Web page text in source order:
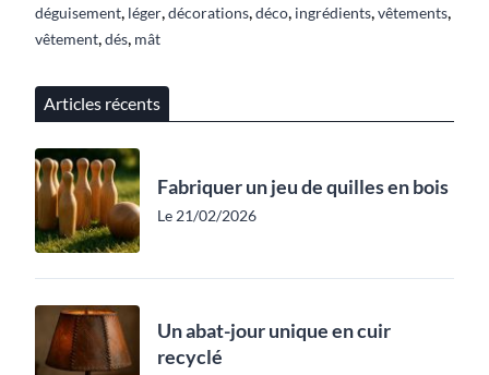
déguisement, léger,décorations,déco, ingrédients,vêtements,
vêtement,dés, mât
Articles récents
Fabriquer un jeu de quilles en bois
Le 21/02/2026
Un abat-jour unique en cuir
recyclé